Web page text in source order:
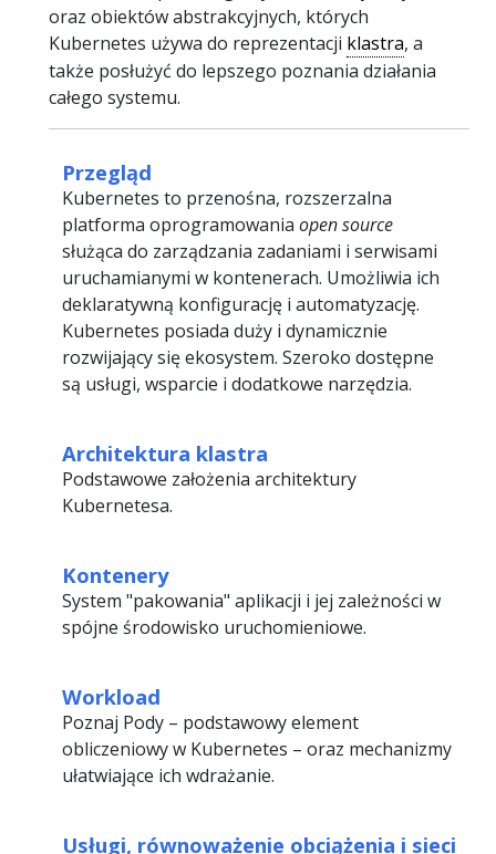
oraz obiektów abstrakcyjnych, których
Kubernetes używa do reprezentacji klastra, a
także posłużyć do lepszego poznania działania
całego systemu.
Przegląd
Kubernetes to przenośna, rozszerzalna
platforma oprogramowania open source
służąca do zarządzania zadaniami i serwisami
uruchamianymi w kontenerach. Umożliwia ich
deklaratywną konfigurację i automatyzację.
Kubernetes posiada duży i dynamicznie
rozwijający się ekosystem. Szeroko dostępne
są usługi, wsparcie i dodatkowe narzędzia.
Architektura klastra
Podstawowe założenia architektury
Kubernetesa.
Kontenery
System "pakowania" aplikacji i jej zależności w
spójne środowisko uruchomieniowe.
Workload
Poznaj Pody – podstawowy element
obliczeniowy w Kubernetes – oraz mechanizmy
ułatwiające ich wdrażanie.
Usługi, równoważenie obciążenia i sieci